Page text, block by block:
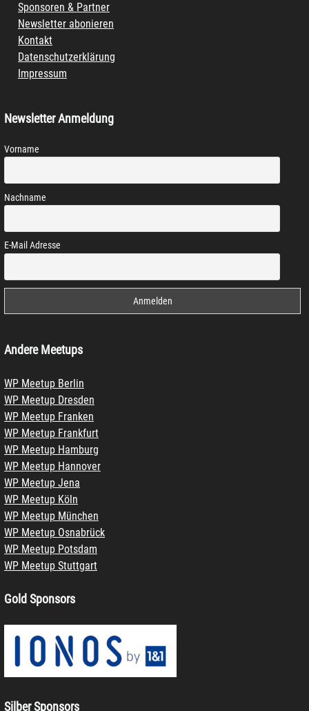
Sponsoren & Partner
Newsletter abonieren
Kontakt
Datenschutzerklärung
Impressum
Newsletter Anmeldung
Vorname
Nachname
E-Mail Adresse
Andere Meetups
WP Meetup Berlin
WP Meetup Dresden
WP Meetup Franken
WP Meetup Frankfurt
WP Meetup Hamburg
WP Meetup Hannover
WP Meetup Jena
WP Meetup Köln
WP Meetup München
WP Meetup Osnabrück
WP Meetup Potsdam
WP Meetup Stuttgart
Gold Sponsors
Silber Sponsors